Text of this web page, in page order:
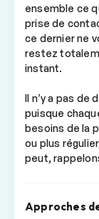
ensemble ce
prise de
ce dernier ne
restez
instant.
Il n’y a pas de
puisque
besoins de la
ou plus
peut,
Approches